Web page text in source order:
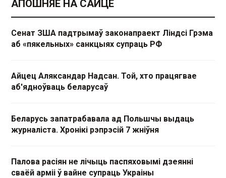
АПОШНЯЕ НА САЙЦЕ
Сенат ЗША падтрымаў законапраект Ліндсі Грэма
аб «пякельных» санкцыях супраць РФ
Айцец Аляксандар Надсан. Той, хто працягвае
аб'ядноўваць беларусаў
Беларусь запатрабавала ад Польшчы выдаць
журналіста. Хронікі рэпрэсій 7 жніўня
Палова расіян не лічыць паспяховымі дзеянні
сваёй арміі ў вайне супраць Украіны